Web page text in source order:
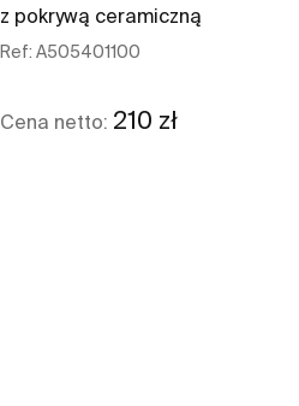
z pokrywą ceramiczną
Ref: A505401100
Cena netto: 210 zł